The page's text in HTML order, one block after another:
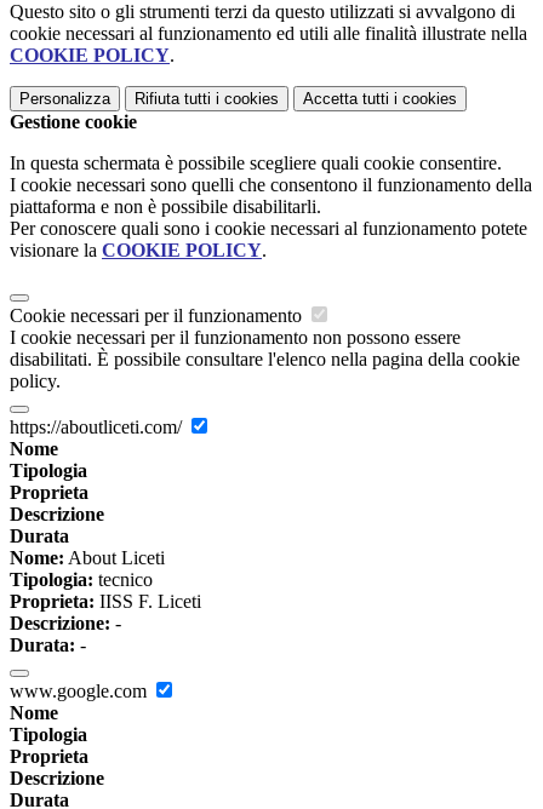
Questo sito o gli strumenti terzi da questo utilizzati si avvalgono di
cookie necessari al funzionamento ed utili alle finalità illustrate nella
COOKIE POLICY.
Personalizza Rifiuta tutti i cookies Accetta tutti i cookies
Gestione cookie
In questa schermata è possibile scegliere quali cookie consentire.
I cookie necessari sono quelli che consentono il funzionamento della
piattaforma e non è possibile disabilitarli.
Per conoscere quali sono i cookie necessari al funzionamento potete
visionare la COOKIE POLICY.
Cookie necessari per il funzionamento
I cookie necessari per il funzionamento non possono essere
disabilitati. È possibile consultare l'elenco nella pagina della cookie
policy.
https://aboutliceti.com/
Nome
Tipologia
Proprieta
Descrizione
Durata
Nome: About Liceti
Tipologia: tecnico
Proprieta: IISS F. Liceti
Descrizione: -
Durata: -
www.google.com
Nome
Tipologia
Proprieta
Descrizione
Durata